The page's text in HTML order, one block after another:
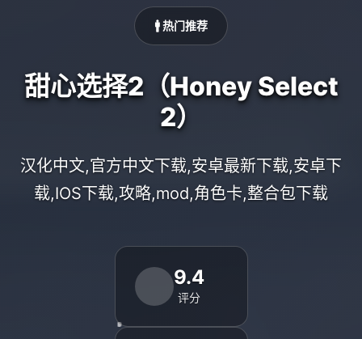
🚹 热门推荐
甜心选择2（Honey Select
2）
汉化中文,官方中文下载,安卓最新下载,安卓下
载,IOS下载,攻略,mod,角色卡,整合包下载
9.4
评分